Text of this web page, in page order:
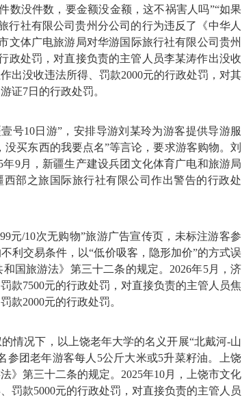
数没件数，要金额没金额，这不祸害人吗”“如果
行社有限公司贵州分公司的行为违反了《中华人
文体广电旅游局对华游国际旅行社有限公司贵州
政处罚，对直接负责的主管人员李某涛作出没收
出没收违法所得、罚款2000元的行政处罚，对其
证7日的行政处罚。
10日游”，安排导游刘某玲为游客提供导游服
买东西的我要点名”等言论，要求游客购物。刘
9月，新疆生产建设兵团文化体育广电和旅游局
部之旅国际旅行社有限公司作出警告的行政处
/10次无购物”旅游广告宣传页，未标注游客参
利交易条件，以“低价吸客，隐形加价”的方式误
国旅游法》第三十二条的规定。2026年5月，济
款7500元的行政处罚，对直接负责的主管人员焦
款2000元的行政处罚。
况下，以上饶老年大学的名义开展“北戴河-山
参团老年游客每人5公斤大米或5升菜籽油。上饶
》第三十二条的规定。2025年10月，上饶市文化
罚款5000元的行政处罚，对直接负责的主管人员